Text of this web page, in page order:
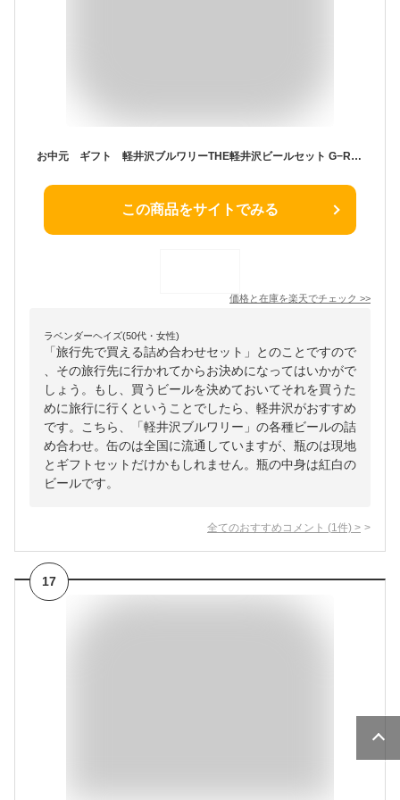
お中元 ギフト 軽井沢ブルワリーTHE軽井沢ビールセット G−RI 2026 送料無料 夏 贈答用 詰め合わせ お取り寄せ 中元ギフト 人気 高級 上司 友人 親戚 家族 両親 同僚 内祝い お祝い 御祝 お礼
この商品をサイトでみる
価格と在庫を楽天でチェック >>
ラベンダーヘイズ(50代・女性)
「旅行先で買える詰め合わせセット」とのことですので
、その旅行先に行かれてからお決めになってはいかがで
しょう。もし、買うビールを決めておいてそれを買うた
めに旅行に行くということでしたら、軽井沢がおすすめ
です。こちら、「軽井沢ブルワリー」の各種ビールの詰
め合わせ。缶のは全国に流通していますが、瓶のは現地
とギフトセットだけかもしれません。瓶の中身は紅白の
ビールです。
全てのおすすめコメント (1 件) >
17